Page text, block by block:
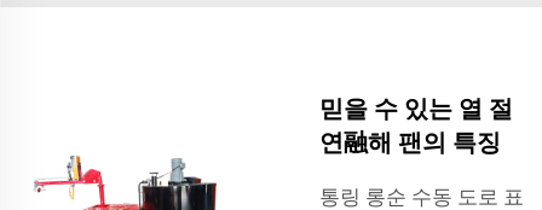
믿을 수 있는 열 절
연融해 팬의 특징
통링 롱순 수동 도로 표